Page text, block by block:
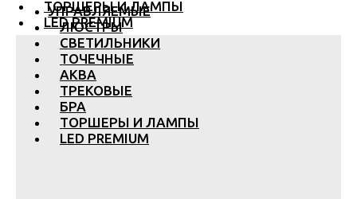
ТОРШЕРЫ И ЛАМПЫ
LED PREMIUM
УПРАВЛЯЕМЫЕ
ЛЮСТРЫ
СВЕТИЛЬНИКИ
ТОЧЕЧНЫЕ
АКВА
ТРЕКОВЫЕ
БРА
ТОРШЕРЫ И ЛАМПЫ
LED PREMIUM